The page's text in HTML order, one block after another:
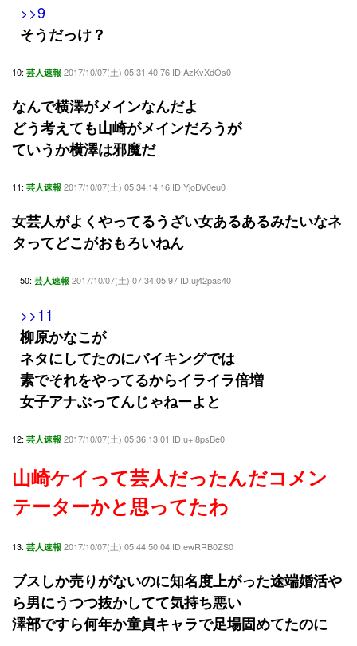
>>9
そうだっけ？
10: 芸人速報 2017/10/07(土) 05:31:40.76 ID:AzKvXdOs0
なんで横澤がメインなんだよ
どう考えても山崎がメインだろうが
ていうか横澤は邪魔だ
11: 芸人速報 2017/10/07(土) 05:34:14.16 ID:YjoDV0eu0
女芸人がよくやってるうざい女あるあるみたいなネ
タってどこがおもろいねん
50: 芸人速報 2017/10/07(土) 07:34:05.97 ID:uj42pas40
>>11
柳原かなこが
ネタにしてたのにバイキングでは
素でそれをやってるからイライラ倍増
女子アナぶってんじゃねーよと
12: 芸人速報 2017/10/07(土) 05:36:13.01 ID:u+I8psBe0
山崎ケイって芸人だったんだコメン
テーターかと思ってたわ
13: 芸人速報 2017/10/07(土) 05:44:50.04 ID:ewRRB0ZS0
ブスしか売りがないのに知名度上がった途端婚活や
ら男にうつつ抜かしてて気持ち悪い
澤部ですら何年か童貞キャラで足場固めてたのに